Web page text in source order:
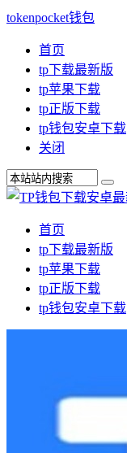
tokenpocket钱包
首页
tp下载最新版
tp苹果下载
tp正版下载
tp钱包安卓下载
关闭
首页
tp下载最新版
tp苹果下载
tp正版下载
tp钱包安卓下载